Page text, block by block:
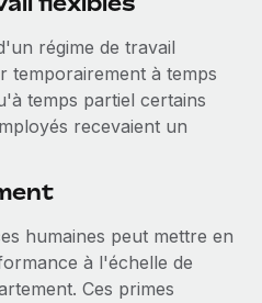
régime de travail
temporairement à temps
temps partiel certains
recevaient un
humaines peut mettre en
à l'échelle de
Ces primes